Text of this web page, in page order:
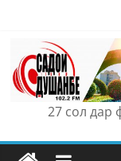
content
27 сол дар